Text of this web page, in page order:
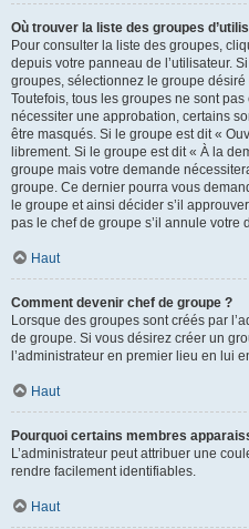
Où trouver la liste des groupes
Pour consulter la liste des groupes,
depuis votre panneau de l’utilisateur.
groupes, sélectionnez le groupe
Toutefois, tous les groupes ne sont
nécessiter une approbation, certains
être masqués. Si le groupe est dit «
librement. Si le groupe est dit « À la
groupe mais votre demande
groupe. Ce dernier pourra vous
le groupe et ainsi décider s’il
pas le chef de groupe s’il annule votre
Haut
Comment devenir chef de groupe ?
Lorsque des groupes sont créés par
de groupe. Si vous désirez créer un
l’administrateur en premier lieu en lui
Haut
Pourquoi certains membres
L’administrateur peut attribuer une
rendre facilement identifiables.
Haut